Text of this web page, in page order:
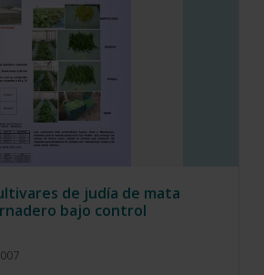
de judía de mata
bajo control